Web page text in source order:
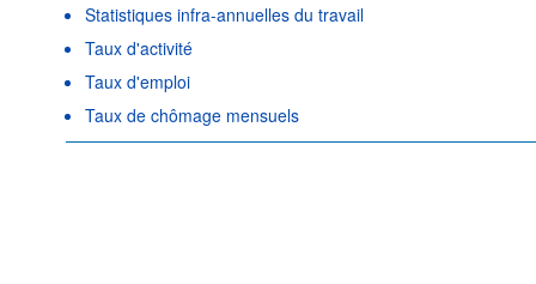
Statistiques infra-annuelles du travail
Taux d'activité
Taux d'emploi
Taux de chômage mensuels